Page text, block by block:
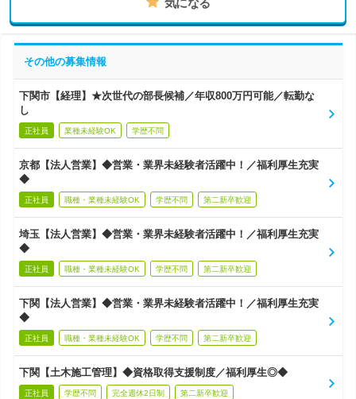
気になる
その他の募集情報
下関市【経理】★次世代の部長候補／年収800万円可能／転勤な
し
正社員 業種未経験OK 学歴不問
京都【法人営業】◆営業・業界未経験者活躍中！／福利厚生充実
◆
正社員 職種・業種未経験OK 学歴不問 第二新卒歓迎
埼玉【法人営業】◆営業・業界未経験者活躍中！／福利厚生充実
◆
正社員 職種・業種未経験OK 学歴不問 第二新卒歓迎
下関【法人営業】◆営業・業界未経験者活躍中！／福利厚生充実
◆
正社員 職種・業種未経験OK 学歴不問 第二新卒歓迎
下関【土木施工管理】◆資格取得支援制度／福利厚生◎◆
正社員 学歴不問 完全週休2日制 第二新卒歓迎